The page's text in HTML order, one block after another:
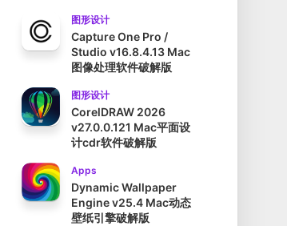
图形设计
Capture One Pro /
Studio v16.8.4.13 Mac
图像处理软件破解版
图形设计
CorelDRAW 2026
v27.0.0.121 Mac平面设
计cdr软件破解版
Apps
Dynamic Wallpaper
Engine v25.4 Mac动态
壁纸引擎破解版